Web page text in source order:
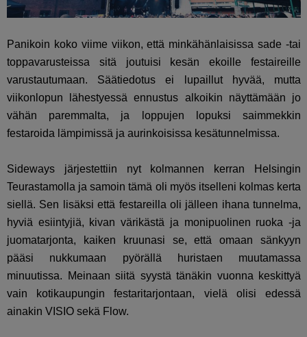
Panikoin koko viime viikon, että minkähänlaisissa sade -tai
toppavarusteissa sitä joutuisi kesän ekoille festaireille
varustautumaan. Säätiedotus ei lupaillut hyvää, mutta
viikonlopun lähestyessä ennustus alkoikin näyttämään jo
vähän paremmalta, ja loppujen lopuksi saimmekkin
festaroida lämpimissä ja aurinkoisissa kesätunnelmissa.
Sideways järjestettiin nyt kolmannen kerran Helsingin
Teurastamolla ja samoin tämä oli myös itselleni kolmas kerta
siellä. Sen lisäksi että festareilla oli jälleen ihana tunnelma,
hyviä esiintyjiä, kivan värikästä ja monipuolinen ruoka -ja
juomatarjonta, kaiken kruunasi se, että omaan sänkyyn
pääsi nukkumaan pyörällä huristaen muutamassa
minuutissa. Meinaan siitä syystä tänäkin vuonna keskittyä
vain kotikaupungin festaritarjontaan, vielä olisi edessä
ainakin VISIO sekä Flow.